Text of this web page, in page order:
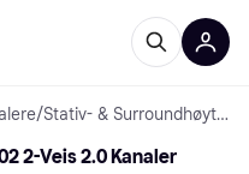
/ Stativ- & Surroundhøyttalere
2-Veis 2.0 Kanaler